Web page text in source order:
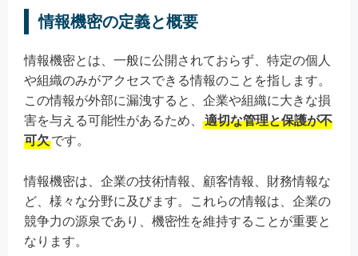
情報機密の定義と概要
情報機密とは、一般に公開されておらず、特定の個人
や組織のみがアクセスできる情報のことを指します。
この情報が外部に漏洩すると、企業や組織に大きな損
害を与える可能性があるため、
適切な管理と保護が不
可欠です。
情報機密は、企業の技術情報、顧客情報、財務情報な
ど、様々な分野に及びます。これらの情報は、企業の
競争力の源泉であり、機密性を維持することが重要と
なります。